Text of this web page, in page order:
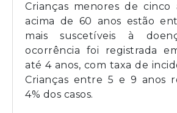
Crianças menores de cinco
acima de 60 anos estão
mais suscetíveis à
ocorrência foi registrada
até 4 anos, com taxa de
Crianças entre 5 e 9 anos
4% dos casos.